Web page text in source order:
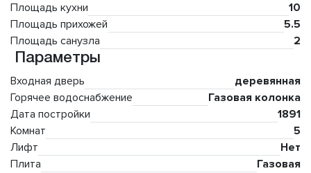
Площадь кухни
10
Площадь прихожей
5.5
Площадь санузла
2
Параметры
Входная дверь
деревянная
Горячее водоснабжение
Газовая колонка
Дата постройки
1891
Комнат
5
Лифт
Нет
Плита
Газовая